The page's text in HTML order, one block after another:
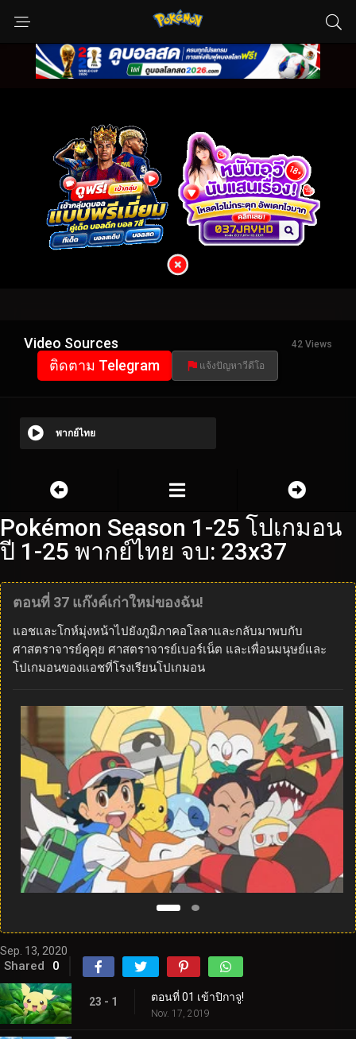
Video Sources 42 Views
ติดตาม Telegram แจ้งปัญหาวีดีโอ
พากย์ไทย
Pokémon Season 1-25 โปเกมอน
ปี 1-25 พากย์ไทย จบ: 23x37
ตอนที่ 37 แก๊งค์เก่าใหม่ของฉัน!
แอชและโกห์มุ่งหน้าไปยังภูมิภาคอโลลาและกลับมาพบกับ
ศาสตราจารย์คูคุย ศาสตราจารย์เบอร์เน็ต และเพื่อนมนุษย์และ
โปเกมอนของแอชที่โรงเรียนโปเกมอน
Sep. 13, 2020
Shared 0
23 - 1 ตอนที่ 01 เข้าปิกาจู!
Nov. 17, 2019